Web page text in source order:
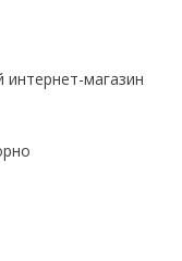
магазин